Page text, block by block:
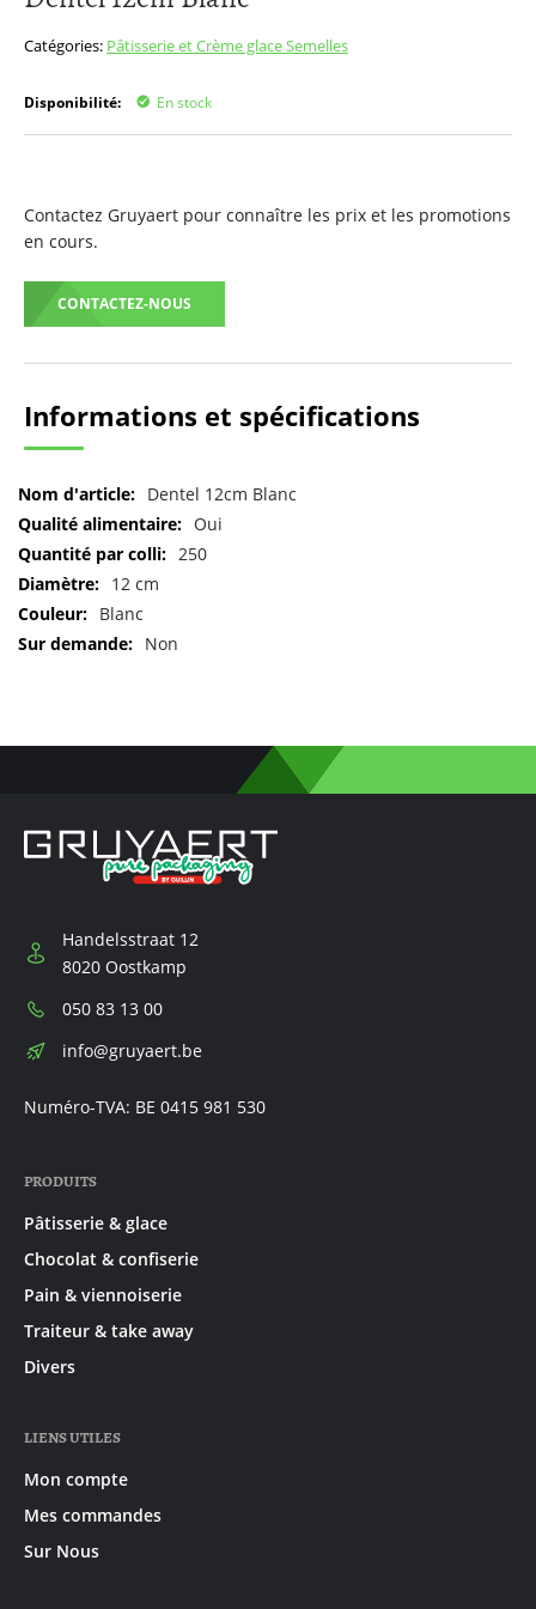
Catégories: Pâtisserie et Crème glaceSemelles
Disponibilité: En stock
Contactez Gruyaert pour connaître les prix et les promotions
en cours.
CONTACTEZ-NOUS
de
d’images
Informations et spécifications
Pour
plus
Dentel 12cm Blanc
Oui
250
12 cm
Blanc
Non
Handelsstraat 12
8020 Oostkamp
Téléphone:
050 83 13 00
E-
info@gruyaert.be
Numéro-TVA: BE 0415 981 530
PRODUITS
Pâtisserie & glace
Chocolat & confiserie
Pain & viennoiserie
Traiteur & take away
Divers
LIENS UTILES
Mon compte
Mes commandes
Sur Nous